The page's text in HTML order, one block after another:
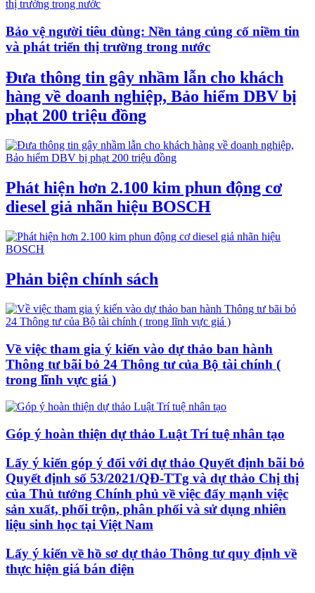
Bảo vệ người tiêu dùng: Nền tảng củng cố niềm tin
và phát triển thị trường trong nước
Đưa thông tin gây nhầm lẫn cho khách
hàng về doanh nghiệp, Bảo hiểm DBV bị
phạt 200 triệu đồng
Phát hiện hơn 2.100 kim phun động cơ
diesel giả nhãn hiệu BOSCH
Phản biện chính sách
Về việc tham gia ý kiến vào dự thảo ban hành
Thông tư bãi bỏ 24 Thông tư của Bộ tài chính (
trong lĩnh vực giá )
Góp ý hoàn thiện dự thảo Luật Trí tuệ nhân tạo
Lấy ý kiến góp ý đối với dự thảo Quyết định bãi bỏ
Quyết định số 53/2021/QĐ-TTg và dự thảo Chị thị
của Thủ tướng Chính phủ về việc đẩy mạnh việc
sản xuất, phối trộn, phân phối và sử dụng nhiên
liệu sinh học tại Việt Nam
Lấy ý kiến về hồ sơ dự thảo Thông tư quy định về
thực hiện giá bán điện